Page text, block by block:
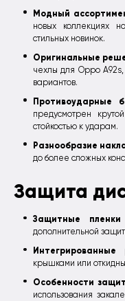
Модный
новых коллекциях
стильных новинок.
Оригинальные
чехлы для Oppo
вариантов.
Противоударные
предусмотрен
стойкостью к ударам.
Разнообразие
до более сложных
Защита
Защитные
дополнительной
Интегрированные
крышками или
Особенности
использования